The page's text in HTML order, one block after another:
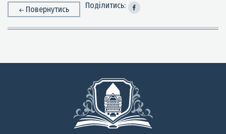
Повернутись Поділитись: